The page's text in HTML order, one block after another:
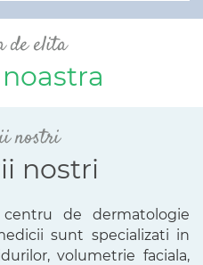
de elita
nostri
nostri
de dermatologie
sunt specializati in
volumetrie faciala,